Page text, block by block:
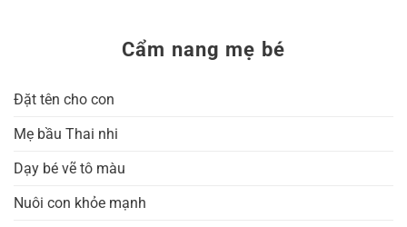
Cẩm nang mẹ bé
Đặt tên cho con
Mẹ bầu Thai nhi
Dạy bé vẽ tô màu
Nuôi con khỏe mạnh